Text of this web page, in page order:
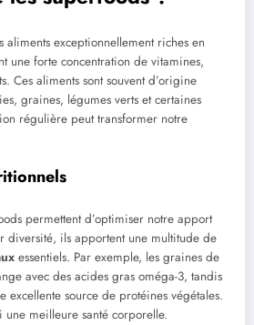
aliments exceptionnellement riches en
une forte concentration de vitamines,
Ces aliments sont souvent d’origine
graines, légumes verts et certaines
régulière peut transformer notre
permettent d’optimiser notre apport
diversité, ils apportent une multitude de
essentiels. Par exemple, les graines de
avec des acides gras oméga-3, tandis
source de protéines végétales.
une meilleure santé corporelle.